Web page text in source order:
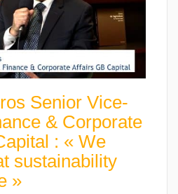
Senior Vice-
& Corporate
: « We
sustainability
»